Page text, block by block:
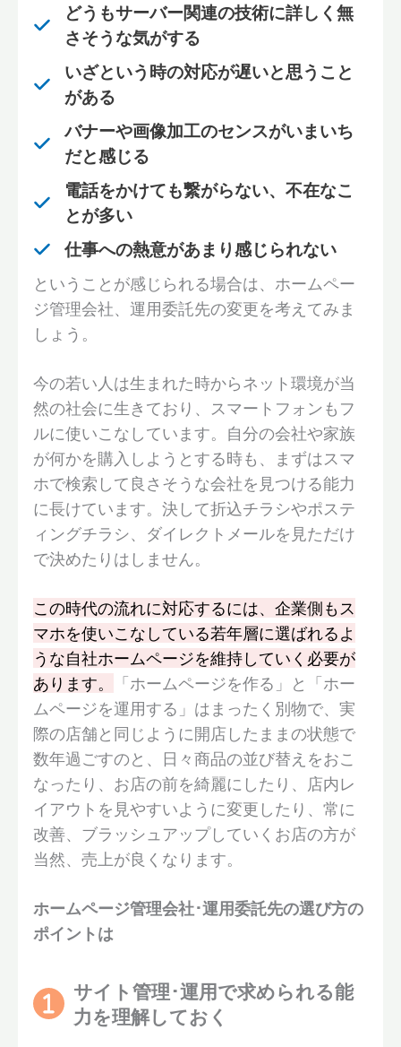
どうもサーバー関連の技術に詳しく無
さそうな気がする
いざという時の対応が遅いと思うこと
がある
バナーや画像加工のセンスがいまいち
だと感じる
電話をかけても繋がらない、不在なこ
とが多い
仕事への熱意があまり感じられない
ということが感じられる場合は、ホームペー
ジ管理会社、運用委託先の変更を考えてみま
しょう。
今の若い人は生まれた時からネット環境が当
然の社会に生きており、スマートフォンもフ
ルに使いこなしています。自分の会社や家族
が何かを購入しようとする時も、まずはスマ
ホで検索して良さそうな会社を見つける能力
に長けています。決して折込チラシやポステ
ィングチラシ、ダイレクトメールを見ただけ
で決めたりはしません。
この時代の流れに対応するには、企業側もス
マホを使いこなしている若年層に選ばれるよ
うな自社ホームページを維持していく必要が
あります。
「ホームページを作る」と「ホー
ムページを運用する」はまったく別物で、実
際の店舗と同じように開店したままの状態で
数年過ごすのと、日々商品の並び替えをおこ
なったり、お店の前を綺麗にしたり、店内レ
イアウトを見やすいように変更したり、常に
改善、ブラッシュアップしていくお店の方が
当然、売上が良くなります。
ホームページ管理会社･運用委託先の選び方の
ポイントは
サイト管理･運用で求められる能
力を理解しておく